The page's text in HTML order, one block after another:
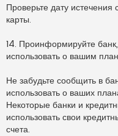
Проверьте дату
карты.
14. Проинформируйте
использовать о вашим
Не забудьте сообщить в
использовать о ваших
Некоторые банки и
использовать свои
счета.